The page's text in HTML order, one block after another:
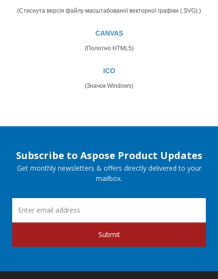
(Стиснута версія файлу масштабованої векторної графіки (.SVG).)
CANVAS
(Полотно HTML5)
ICO
(Значок Windows)
Subscribe to Aspose Product Updates
Get monthly newsletters & offers directly delivered to your
mailbox.
Submit